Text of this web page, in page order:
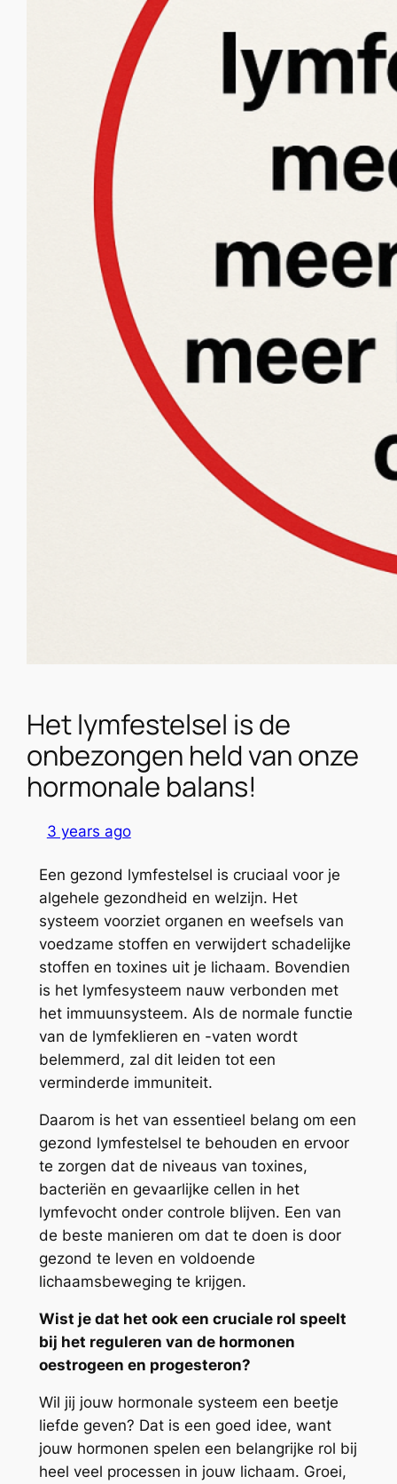
Het lymfestelsel is de
onbezongen held van onze
hormonale balans!
3 years ago
Een gezond lymfestelsel is cruciaal voor je
algehele gezondheid en welzijn. Het
systeem voorziet organen en weefsels van
voedzame stoffen en verwijdert schadelijke
stoffen en toxines uit je lichaam. Bovendien
is het lymfesysteem nauw verbonden met
het immuunsysteem. Als de normale functie
van de lymfeklieren en -vaten wordt
belemmerd, zal dit leiden tot een
verminderde immuniteit.
Daarom is het van essentieel belang om een
gezond lymfestelsel te behouden en ervoor
te zorgen dat de niveaus van toxines,
bacteriën en gevaarlijke cellen in het
lymfevocht onder controle blijven. Een van
de beste manieren om dat te doen is door
gezond te leven en voldoende
lichaamsbeweging te krijgen.
Wist je dat het ook een cruciale rol speelt
bij het reguleren van de hormonen
oestrogeen en progesteron?
Wil jij jouw hormonale systeem een beetje
liefde geven? Dat is een goed idee, want
jouw hormonen spelen een belangrijke rol bij
heel veel processen in jouw lichaam. Groei,